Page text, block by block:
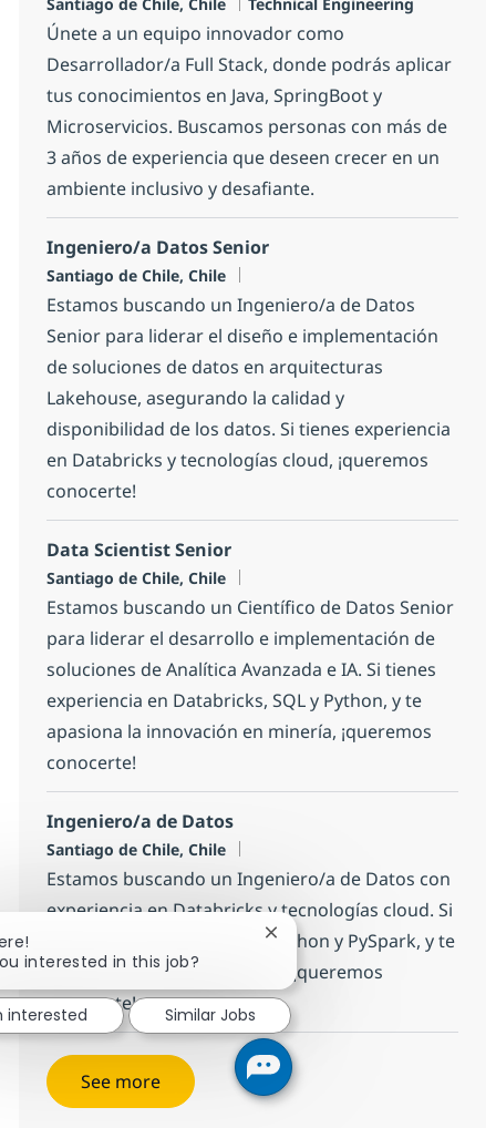
Únete a un equipo innovador como
Desarrollador/a Full Stack, donde podrás aplicar
tus conocimientos en Java, SpringBoot y
Microservicios. Buscamos personas con más de
3 años de experiencia que deseen crecer en un
ambiente inclusivo y desafiante.
Ingeniero/a Datos Senior
Location
Santiago de Chile, Chile
Estamos buscando un Ingeniero/a de Datos
Senior para liderar el diseño e implementación
de soluciones de datos en arquitecturas
Lakehouse, asegurando la calidad y
disponibilidad de los datos. Si tienes experiencia
en Databricks y tecnologías cloud, ¡queremos
conocerte!
Data Scientist Senior
Location
Santiago de Chile, Chile
Estamos buscando un Científico de Datos Senior
para liderar el desarrollo e implementación de
soluciones de Analítica Avanzada e IA. Si tienes
experiencia en Databricks, SQL y Python, y te
apasiona la innovación en minería, ¡queremos
conocerte!
Ingeniero/a de Datos
Location
Santiago de Chile, Chile
Estamos buscando un Ingeniero/a de Datos con
experiencia en Databricks y tecnologías cloud. Si
tienes habilidades en SQL, Python y PySpark, y te
apasiona la calidad de datos, ¡queremos
conocerte!
See more
interested in this job?
Close chatbot notification
interested Similar Jobs